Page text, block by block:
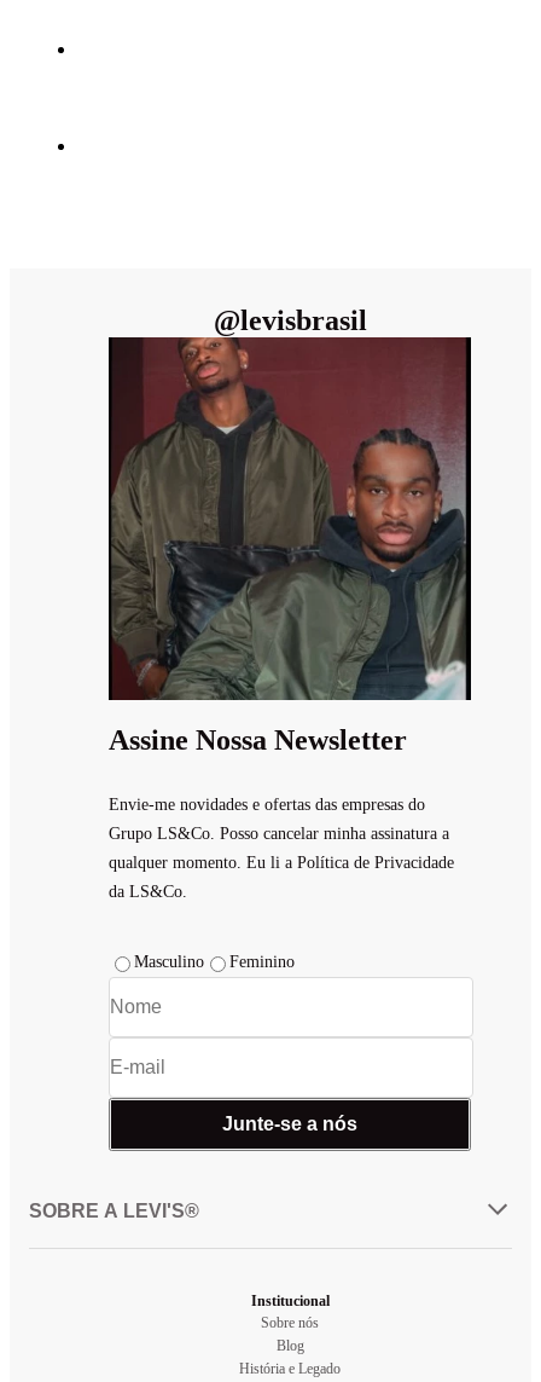
@levisbrasil
Assine Nossa Newsletter
Envie-me novidades e ofertas das empresas do
Grupo LS&Co. Posso cancelar minha assinatura a
qualquer momento. Eu li a Política de Privacidade
da LS&Co.
Masculino Feminino
Junte-se a nós
SOBRE A LEVI'S®
Institucional
Sobre nós
Blog
História e Legado